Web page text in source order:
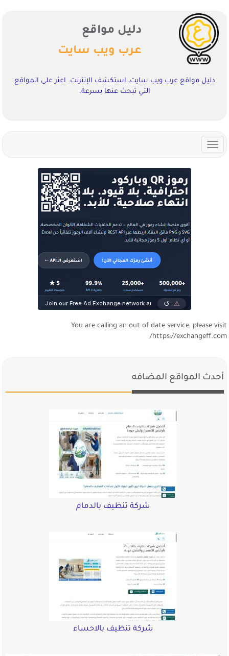
دليل مواقع
عرب ويب سايت
دليل مواقع عرب ويب سايت، استكشف الإنترنت. اعثر على المواقع
التي تبحث عنها بسرعة.
Toggle
navigation
You are calling an out of date service, please visit
https://exchangeff.com/
أحدث المواقع المضافه
شركة تنظيف بالدمام
شركة تنظيف بالاحساء